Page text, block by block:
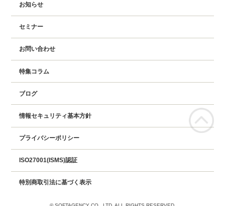
お知らせ
セミナー
お問い合わせ
特集コラム
ブログ
情報セキュリティ基本方針
プライバシーポリシー
ISO27001(ISMS)認証
特別商取引法に基づく表示